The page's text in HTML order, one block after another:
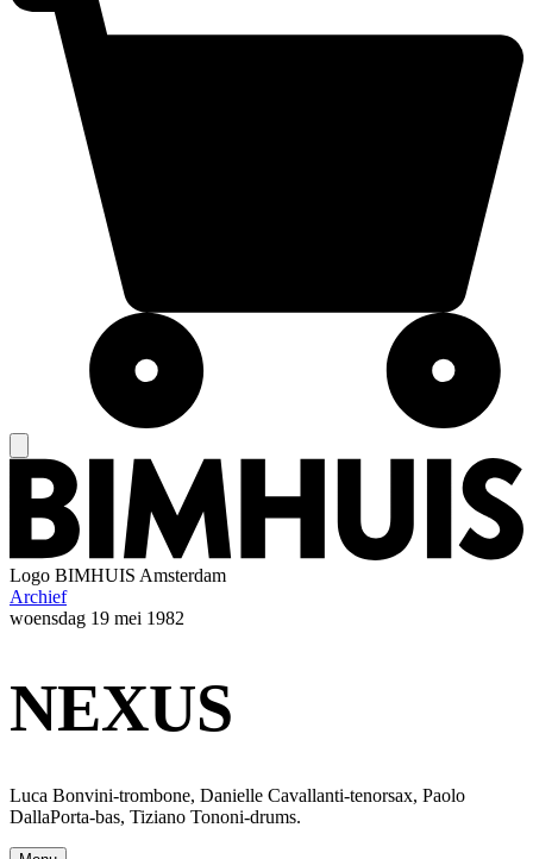
Logo BIMHUIS Amsterdam
Archief
woensdag 19 mei 1982
NEXUS
Luca Bonvini-trombone, Danielle Cavallanti-tenorsax, Paolo
DallaPorta-bas, Tiziano Tononi-drums.